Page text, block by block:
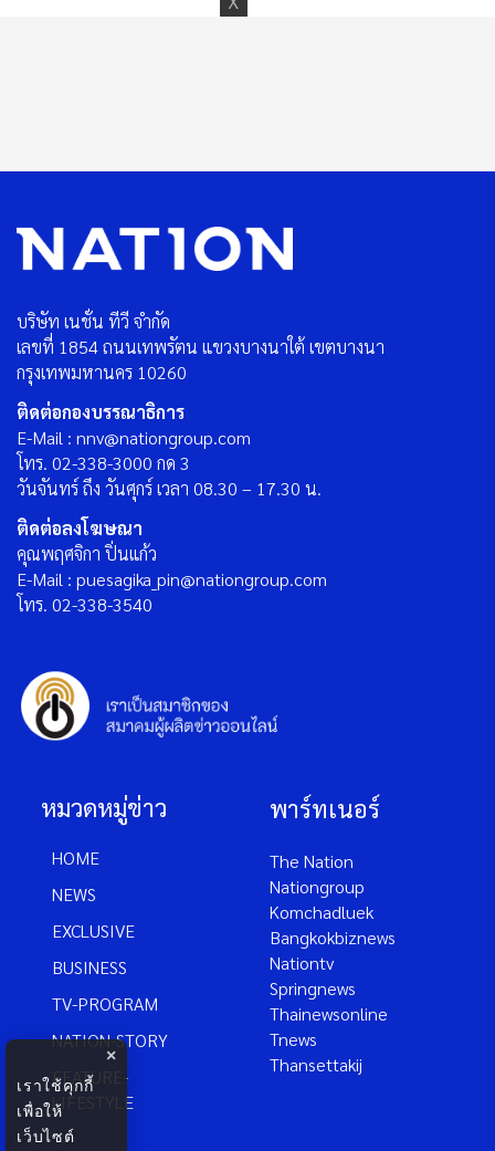
บริษัท เนชั่น ทีวี จำกัด
เลขที่ 1854 ถนนเทพรัตน แขวงบางนาใต้ เขตบางนา
กรุงเทพมหานคร 10260
ติดต่อกองบรรณาธิการ
E-Mail : nnv@nationgroup.com
โทร. 02-338-3000 กด 3
วันจันทร์ ถึง วันศุกร์ เวลา 08.30 – 17.30 น.
ติดต่อลงโฆษณา
คุณพฤศจิกา ปิ่นแก้ว
E-Mail : puesagika_pin@nationgroup.com
โทร. 02-338-3540
หมวดหมู่ข่าว
HOME
NEWS
EXCLUSIVE
BUSINESS
TV-PROGRAM
NATION-STORY
FEATURE-
LIFESTYLE
พาร์ทเนอร์
The Nation
Nationgroup
Komchadluek
Bangkokbiznews
Nationtv
Springnews
Thainewsonline
Tnews
Thansettakij
×
เราใช้คุกกี้
เพื่อให้
เว็บไซต์